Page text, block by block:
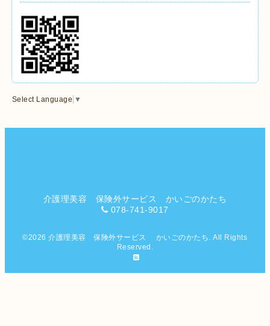
Select Language ▼
介護理美容 保険外サービス かいごのかたち
078-741-9017
©2026介護理美容 保険外サービス かいごのかたち . All Rights
Reserved.